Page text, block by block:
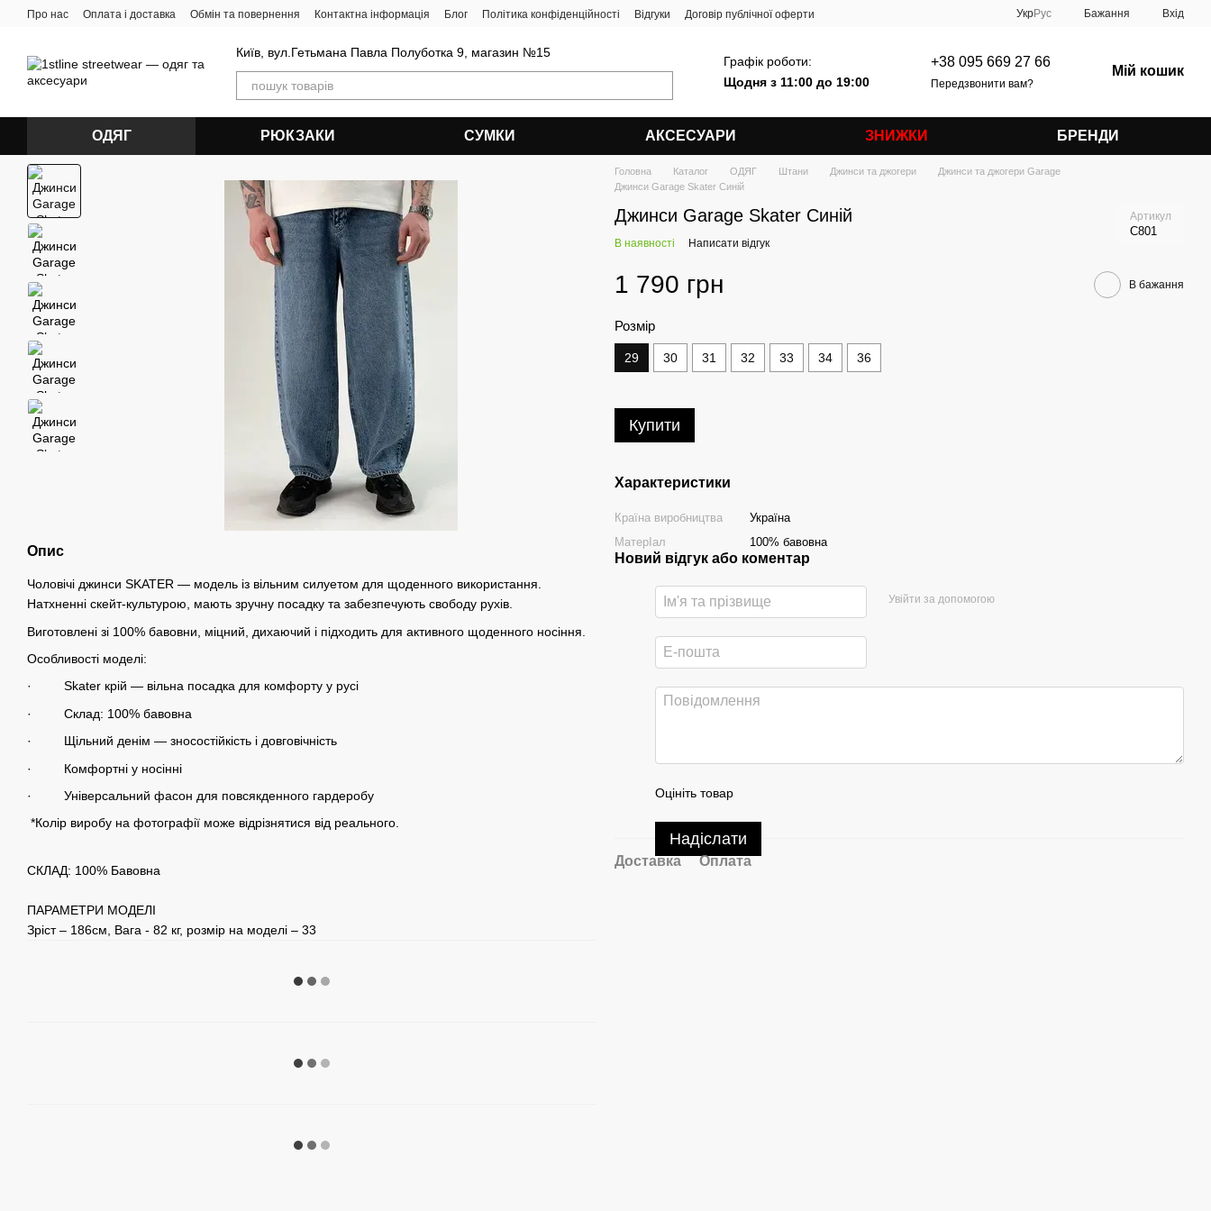
Перейти до основного контенту
Про нас Оплата і доставка Обмін та повернення Контактна інформація Блог Політика конфіденційності Відгуки Договір публічної оферти УкрРус Бажання Вхід
Київ, вул.Гетьмана Павла Полуботка 9, магазин №15
Графік роботи:
Щодня з 11:00 до 19:00
+38 095 669 27 66
Передзвонити вам?
Мій кошик
ОДЯГ РЮКЗАКИ СУМКИ АКСЕСУАРИ ЗНИЖКИ БРЕНДИ
Опис
Чоловічі джинси SKATER — модель із вільним силуетом для щоденного використання.
Натхненні скейт-культурою, мають зручну посадку та забезпечують свободу рухів.
Виготовлені зі 100% бавовни, міцний, дихаючий і підходить для активного щоденного носіння.
Особливості моделі:
· Skater крій — вільна посадка для комфорту у русі
· Склад: 100% бавовна
· Щільний денім — зносостійкість і довговічність
· Комфортні у носінні
· Універсальний фасон для повсякденного гардеробу
*Колір виробу на фотографії може відрізнятися від реального.
СКЛАД: 100% Бавовна
ПАРАМЕТРИ МОДЕЛІ
Зріст – 186см, Вага - 82 кг, розмір на моделі – 33
Головна Каталог ОДЯГ Штани Джинси та джогери
Джинси та джогери Garage
Джинси Garage Skater Синій
Джинси Garage Skater Синій Артикул
C801
В наявності Написати відгук
1 790 грн В бажання
Розмір
29 30 31 32 33 34 36
Купити
Характеристики
Країна виробництва
Україна
МатерІал
100% бавовна
Новий відгук або коментар
Увійти за допомогою
Оцініть товар
Надіслати
Доставка Оплата